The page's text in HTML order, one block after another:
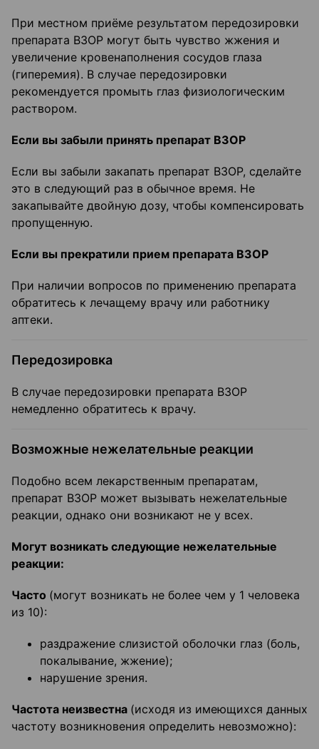
При местном приёме результатом передозировки
препарата ВЗОР могут быть чувство жжения и
увеличение кровенаполнения сосудов глаза
(гиперемия). В случае передозировки
рекомендуется промыть глаз физиологическим
раствором.
Если вы забыли принять препарат ВЗОР
Если вы забыли закапать препарат ВЗОР, сделайте
это в следующий раз в обычное время. Не
закапывайте двойную дозу, чтобы компенсировать
пропущенную.
Если вы прекратили прием препарата ВЗОР
При наличии вопросов по применению препарата
обратитесь к лечащему врачу или работнику
аптеки.
Передозировка
В случае передозировки препарата ВЗОР
немедленно обратитесь к врачу.
Возможные нежелательные реакции
Подобно всем лекарственным препаратам,
препарат ВЗОР может вызывать нежелательные
реакции, однако они возникают не у всех.
Могут возникать следующие нежелательные
реакции:
Часто (могут возникать не более чем у 1 человека
из 10):
раздражение слизистой оболочки глаз (боль,
покалывание, жжение);
нарушение зрения.
Частота неизвестна (исходя из имеющихся данных
частоту возникновения определить невозможно):